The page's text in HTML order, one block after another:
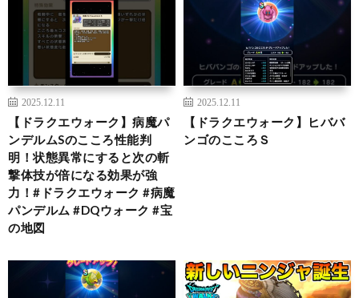
2025.12.11
【ドラクエウォーク】病魔パ
ンデルムSのこころ性能判
明！状態異常にすると次の斬
撃体技が倍になる効果が強
力！#ドラクエウォーク #病魔
パンデルム #DQウォーク #宝
の地図
2025.12.11
【ドラクエウォーク】ヒババ
ンゴのこころＳ